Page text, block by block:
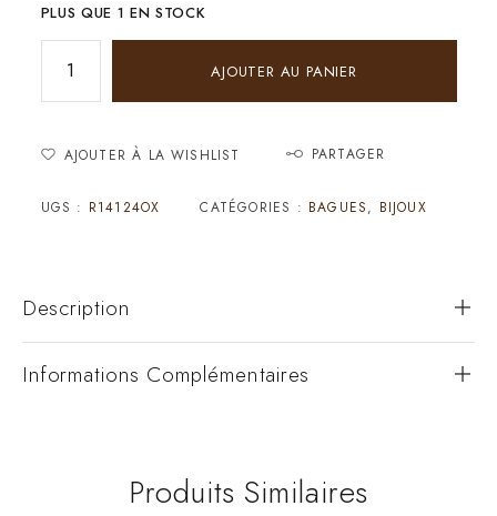
PLUS QUE 1 EN STOCK
AJOUTER AU PANIER
AJOUTER À LA WISHLIST PARTAGER
UGS : R14124OX CATÉGORIES : BAGUES, BIJOUX
Description
Informations Complémentaires
Produits Similaires